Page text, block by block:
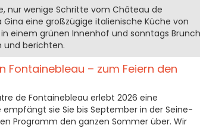
nur wenige Schritte vom Château de
eine großzügige italienische Küche von
einem grünen Innenhof und sonntags
und berichten.
Fontainebleau – zum Feiern den
de Fontainebleau erlebt 2026 eine
sie Sie bis September in der Seine-
Programm den ganzen Sommer über. Wir